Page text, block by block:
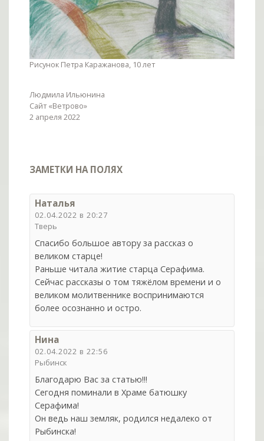
Рисунок Петра Каражанова, 10 лет
Людмила Ильюнина
Сайт «Ветрово»
2 апреля 2022
ЗАМЕТКИ НА ПОЛЯХ
Наталья
02.04.2022 в 20:27
Тверь
Спасибо большое автору за рассказ о
великом старце!
Раньше читала житие старца Серафима.
Сейчас рассказы о том тяжёлом времени и о
великом молитвеннике воспринимаются
более осознанно и остро.
Нина
02.04.2022 в 22:56
Рыбинск
Благодарю Вас за статью!!!
Сегодня поминали в Храме батюшку
Серафима!
Он ведь наш земляк, родился недалеко от
Рыбинска!